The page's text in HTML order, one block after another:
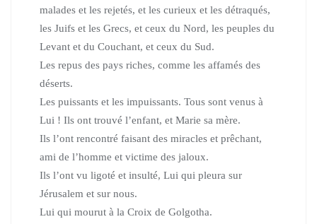
malades et les rejetés, et les curieux et les détraqués,
les Juifs et les Grecs, et ceux du Nord, les peuples du
Levant et du Couchant, et ceux du Sud.
Les repus des pays riches, comme les affamés des
déserts.
Les puissants et les impuissants. Tous sont venus à
Lui ! Ils ont trouvé l’enfant, et Marie sa mère.
Ils l’ont rencontré faisant des miracles et prêchant,
ami de l’homme et victime des jaloux.
Ils l’ont vu ligoté et insulté, Lui qui pleura sur
Jérusalem et sur nous.
Lui qui mourut à la Croix de Golgotha.